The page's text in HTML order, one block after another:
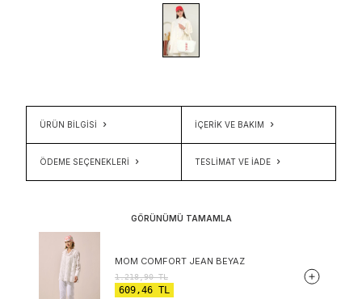
ÜRÜN BİLGİSİ İÇERIK VE BAKIM
ÖDEME SEÇENEKLERI TESLIMAT VE İADE
GÖRÜNÜMÜ TAMAMLA
MOM COMFORT JEAN BEYAZ
1.218,90TL
609,46 TL